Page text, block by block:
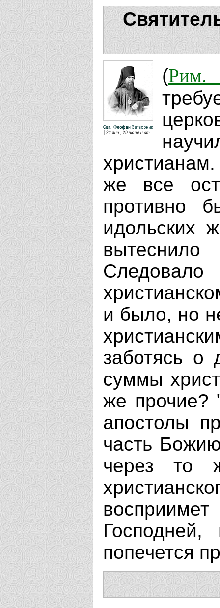
(Рим.
же все
противно
идольских
и было, но
заботясь о
суммы
же прочие?
апостолы
часть
через то
попечется